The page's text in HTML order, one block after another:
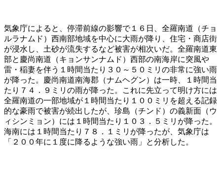
気象庁によると、停滞前線の影響で１６日、全羅南道（チョ
ルラナムド）西南部地域を中心に大雨が降り、住宅・商店街
が浸水し、土砂が流失するなど被害が相次いだ。全羅南道東
部と慶尚南道（キョンサンナムド）西部の南海岸に突風や
雷・稲妻を伴う１時間当たり３０～５０ミリの非常に強い雨
が降った。慶尚南道南海郡（ナムヘグン）は一時、１時間当
たり７４．９ミリの雨が降った。これに先立って明け方には
全羅南道の一部地域が１時間当たり１００ミリを超える記録
的な豪雨で被害が続出したが、珍島（チンド）の義新面（ウ
ィシンミョン）には１時間当たり１０３．５ミリが降った。
海南には１時間当たり７８．１ミリが降ったが、気象庁は
「２００年に１度に降るような強い雨」と分析した。